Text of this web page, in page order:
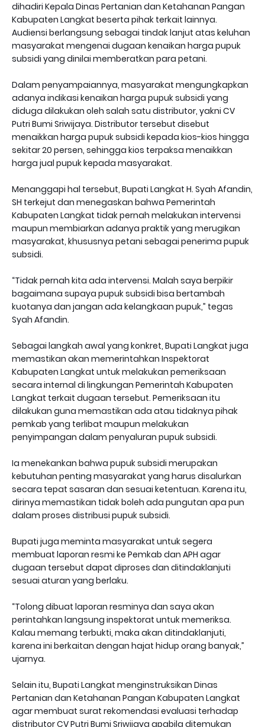
dihadiri Kepala Dinas Pertanian dan Ketahanan Pangan
Kabupaten Langkat beserta pihak terkait lainnya.
Audiensi berlangsung sebagai tindak lanjut atas keluhan
masyarakat mengenai dugaan kenaikan harga pupuk
subsidi yang dinilai memberatkan para petani.
Dalam penyampaiannya, masyarakat mengungkapkan
adanya indikasi kenaikan harga pupuk subsidi yang
diduga dilakukan oleh salah satu distributor, yakni CV
Putri Bumi Sriwijaya. Distributor tersebut disebut
menaikkan harga pupuk subsidi kepada kios-kios hingga
sekitar 20 persen, sehingga kios terpaksa menaikkan
harga jual pupuk kepada masyarakat.
Menanggapi hal tersebut, Bupati Langkat H. Syah Afandin,
SH terkejut dan menegaskan bahwa Pemerintah
Kabupaten Langkat tidak pernah melakukan intervensi
maupun membiarkan adanya praktik yang merugikan
masyarakat, khususnya petani sebagai penerima pupuk
subsidi.
“Tidak pernah kita ada intervensi. Malah saya berpikir
bagaimana supaya pupuk subsidi bisa bertambah
kuotanya dan jangan ada kelangkaan pupuk,” tegas
Syah Afandin.
Sebagai langkah awal yang konkret, Bupati Langkat juga
memastikan akan memerintahkan Inspektorat
Kabupaten Langkat untuk melakukan pemeriksaan
secara internal di lingkungan Pemerintah Kabupaten
Langkat terkait dugaan tersebut. Pemeriksaan itu
dilakukan guna memastikan ada atau tidaknya pihak
pemkab yang terlibat maupun melakukan
penyimpangan dalam penyaluran pupuk subsidi.
Ia menekankan bahwa pupuk subsidi merupakan
kebutuhan penting masyarakat yang harus disalurkan
secara tepat sasaran dan sesuai ketentuan. Karena itu,
dirinya memastikan tidak boleh ada pungutan apa pun
dalam proses distribusi pupuk subsidi.
Bupati juga meminta masyarakat untuk segera
membuat laporan resmi ke Pemkab dan APH agar
dugaan tersebut dapat diproses dan ditindaklanjuti
sesuai aturan yang berlaku.
“Tolong dibuat laporan resminya dan saya akan
perintahkan langsung inspektorat untuk memeriksa.
Kalau memang terbukti, maka akan ditindaklanjuti,
karena ini berkaitan dengan hajat hidup orang banyak,”
ujarnya.
Selain itu, Bupati Langkat menginstruksikan Dinas
Pertanian dan Ketahanan Pangan Kabupaten Langkat
agar membuat surat rekomendasi evaluasi terhadap
distributor CV Putri Bumi Sriwijaya apabila ditemukan